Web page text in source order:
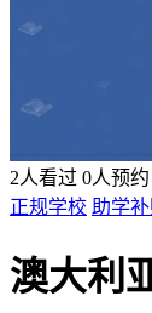
2人看过 0人预约
正规学校 助学
澳大利